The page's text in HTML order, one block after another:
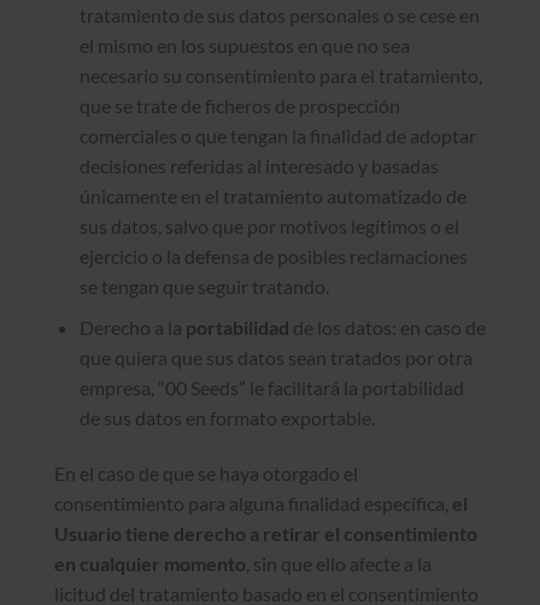
tratamiento de sus datos personales o se cese en
el mismo en los supuestos en que no sea
necesario su consentimiento para el tratamiento,
que se trate de ficheros de prospección
comerciales o que tengan la finalidad de adoptar
decisiones referidas al interesado y basadas
únicamente en el tratamiento automatizado de
sus datos, salvo que por motivos legítimos o el
ejercicio o la defensa de posibles reclamaciones
se tengan que seguir tratando.
Derecho a la portabilidad de los datos: en caso de
que quiera que sus datos sean tratados por otra
empresa, “00 Seeds” le facilitará la portabilidad
de sus datos en formato exportable.
En el caso de que se haya otorgado el
consentimiento para alguna finalidad específica, el
Usuario tiene derecho a retirar el consentimiento
en cualquier momento , sin que ello afecte a la
licitud del tratamiento basado en el consentimiento